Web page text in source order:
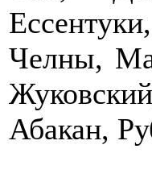
Челны,
Абакан,